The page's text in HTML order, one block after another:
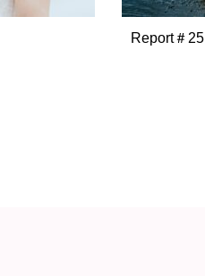
Report＃25